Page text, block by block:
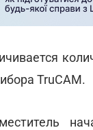
TruCAM.